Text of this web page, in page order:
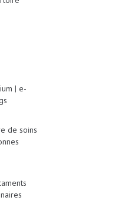
| e-
de soins